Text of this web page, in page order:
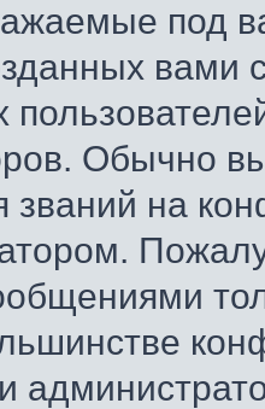
под
Обычно
званий на